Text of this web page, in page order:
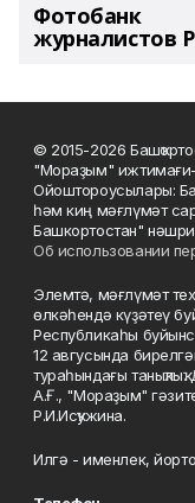
Фотобанк
журналистов
© 2015-2026
"Мораҙым"
Ойоштороусылары:
һәм киң мәғлүмәт
Башкортостан"
Об использовании
Элемтә, мәғлүмәт
өлкәһендә күҙәтеү
Республикаһы
12 авгусында
тураһындағы
А.Ғ., "Мораҙым"
Р.И.Исҡужина.
Илгә - именлек,